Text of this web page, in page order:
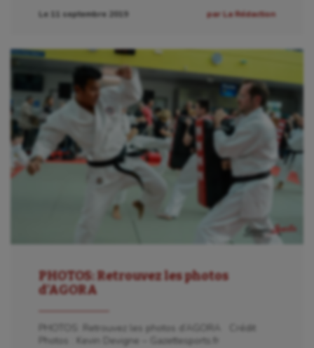
Le 11 septembre 2019 par La Rédaction
PHOTOS: Retrouvez les photos
d’AGORA
PHOTOS: Retrouvez les photos d’AGORA Crédit
Photos : Kevin Devigne – Gazettesports.fr